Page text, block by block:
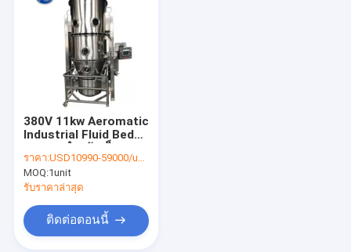
เครื่องบดย่อยหมุน
เครื่องบดย่อยอย่างรวดเร็ว
เครื่องสั่นเครื่องบดย่อย
เครื่องผสมผง
เครื่องตะแกรงไวโบร
ปั่นแฟลชไดร์เป่า
380V 11kw Aeromatic
Industrial Fluid Bed
ราคา:USD10990-59000/unit
MOQ:1unit
รับราคาล่าสุด
ติดต่อตอนนี้